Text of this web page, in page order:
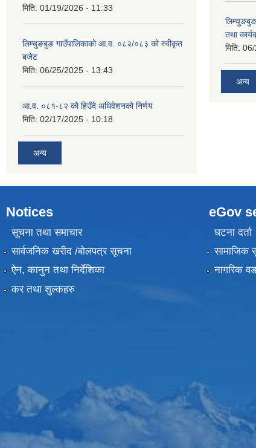
मिति: 01/19/2026 - 11:33
लिम्चुङबुङ गाउँपालिकाको आ.व. ०८२/०८३ को स्वीकृत
बजेट
मिति: 06/25/2025 - 13:43
आ.व. ०८१-८२ को हिउँदे अधिवेशनको निर्णय
मिति: 02/17/2025 - 10:18
अन्य
तथा
मिति:
अन्य
Notices
सूचना तथा समाचार
सार्वजनिक खरीद /बोलपत्र सूचना
ऐन, कानुन तथा निर्देशिका
कर तथा शुल्कहरु
eGov
घटना दर्ता
सामाजिक
नागरिक